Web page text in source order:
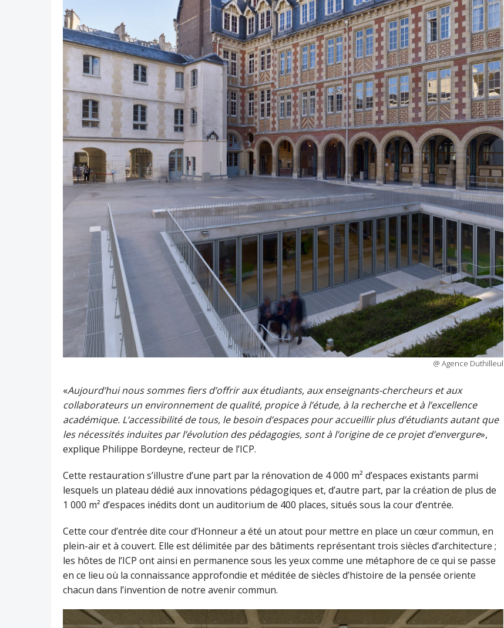
@ Agence Duthilleul
«Aujourd’hui nous sommes fiers d’offrir aux étudiants, aux enseignants-chercheurs et aux
collaborateurs un environnement de qualité, propice à l’étude, à la recherche et à l’excellence
académique. L’accessibilité de tous, le besoin d’espaces pour accueillir plus d’étudiants autant que
les nécessités induites par l’évolution des pédagogies, sont à l’origine de ce projet d’envergure»,
explique Philippe Bordeyne, recteur de l’ICP.
Cette restauration s’illustre d’une part par la rénovation de 4 000 m² d’espaces existants parmi
lesquels un plateau dédié aux innovations pédagogiques et, d’autre part, par la création de plus de
1 000 m² d’espaces inédits dont un auditorium de 400 places, situés sous la cour d’entrée.
Cette cour d’entrée dite cour d’Honneur a été un atout pour mettre en place un cœur commun, en
plein-air et à couvert. Elle est délimitée par des bâtiments représentant trois siècles d’architecture ;
les hôtes de l’ICP ont ainsi en permanence sous les yeux comme une métaphore de ce qui se passe
en ce lieu où la connaissance approfondie et méditée de siècles d’histoire de la pensée oriente
chacun dans l’invention de notre avenir commun.